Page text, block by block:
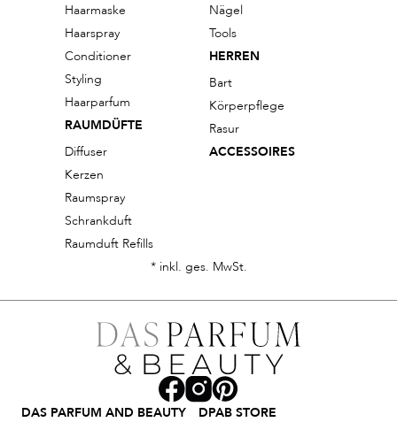
Haarmaske
Haarspray
Conditioner
Styling
Haarparfum
RAUMDÜFTE
Diffuser
Kerzen
Raumspray
Schrankduft
Raumduft Refills
Nägel
Tools
HERREN
Bart
Körperpflege
Rasur
ACCESSOIRES
* inkl. ges. MwSt.
DAS PARFUM AND BEAUTY
DPAB STORE